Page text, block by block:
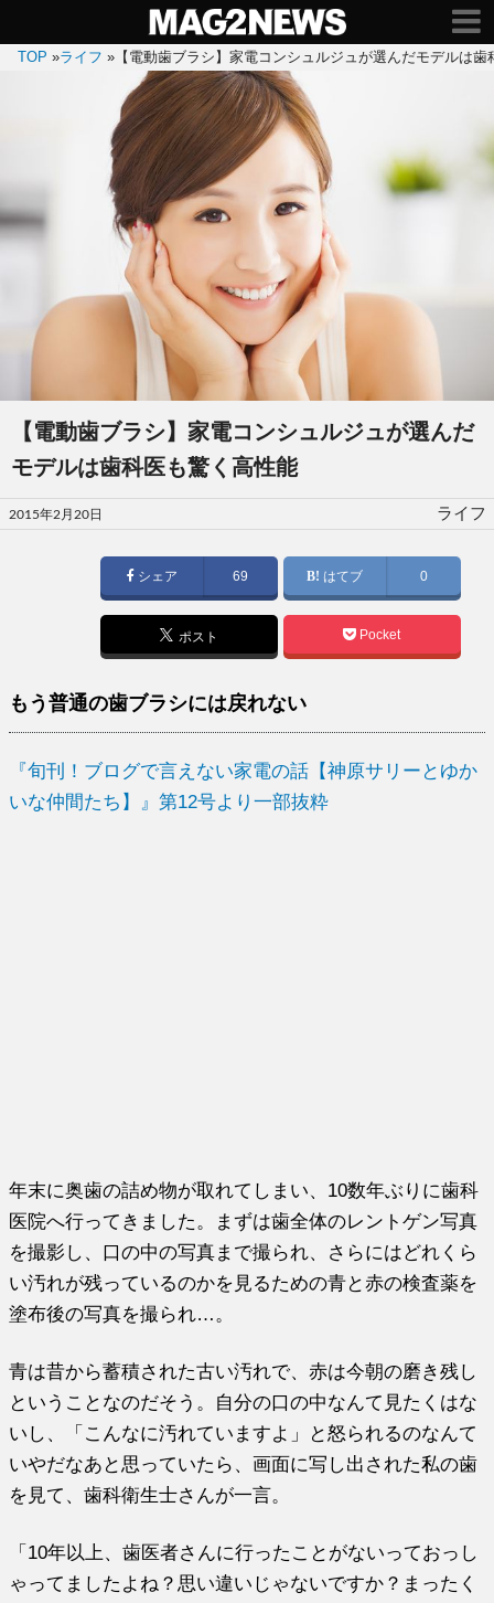
TOP »ライフ » 【電動歯ブラシ】家電コンシュルジュが選んだモデルは
【電動歯ブラシ】家電コンシュルジュが選んだ
モデルは歯科医も驚く高性能
投
稿
2015年2月20日 ライフ
シェア 69 はてブ 0
ポスト Pocket
もう普通の歯ブラシには戻れない
『旬刊！ブログで言えない家電の話【神原サリーとゆか
いな仲間たち】』第12号より一部抜粋
年末に奥歯の詰め物が取れてしまい、10数年ぶりに歯科
医院へ行ってきました。まずは歯全体のレントゲン写真
を撮影し、口の中の写真まで撮られ、さらにはどれくら
い汚れが残っているのかを見るための青と赤の検査薬を
塗布後の写真を撮られ…。
青は昔から蓄積された古い汚れで、赤は今朝の磨き残し
ということなのだそう。自分の口の中なんて見たくはな
いし、「こんなに汚れていますよ」と怒られるのなんて
いやだなあと思っていたら、画面に写し出された私の歯
を見て、歯科衛生士さんが一言。
「10年以上、歯医者さんに行ったことがないっておっし
ゃってましたよね？思い違いじゃないですか？まったく